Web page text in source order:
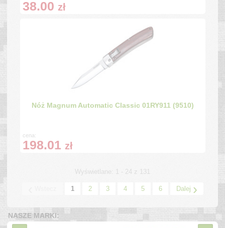
38.00 zł
Nóż Magnum Automatic Classic 01RY911 (9510)
cena:
198.01 zł
Wyświetlane: 1 - 24 z 131
1 2 3 4 5 6 Dalej ›
NASZE MARKI: